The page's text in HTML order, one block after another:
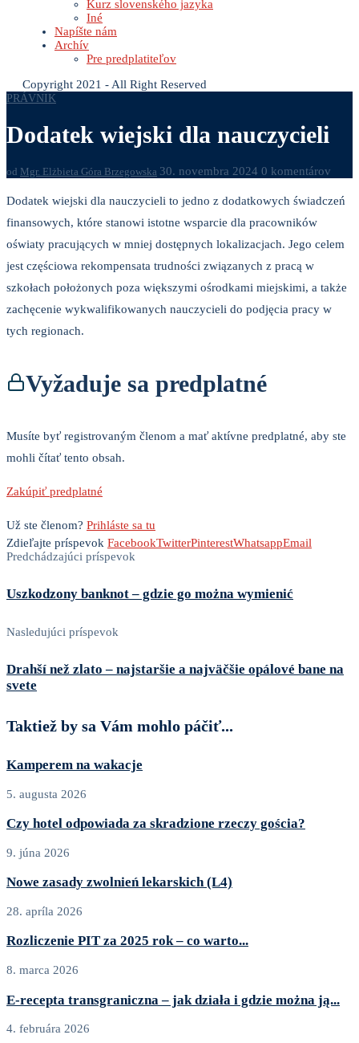
Kurz slovenského jazyka
Iné
Napíšte nám
Archív
Pre predplatiteľov
Copyright 2021 - All Right Reserved
PRÁVNIK
Dodatek wiejski dla nauczycieli
od Mgr. Elżbieta Góra Brzegowska 30. novembra 2024 0 komentárov
Dodatek wiejski dla nauczycieli to jedno z dodatkowych świadczeń
finansowych, które stanowi istotne wsparcie dla pracowników
oświaty pracujących w mniej dostępnych lokalizacjach. Jego celem
jest częściowa rekompensata trudności związanych z pracą w
szkołach położonych poza większymi ośrodkami miejskimi, a także
zachęcenie wykwalifikowanych nauczycieli do podjęcia pracy w
tych regionach.
Vyžaduje sa predplatné
Musíte byť registrovaným členom a mať aktívne predplatné, aby ste
mohli čítať tento obsah.
Zakúpiť predplatné
Už ste členom? Prihláste sa tu
Zdieľajte príspevok FacebookTwitterPinterestWhatsappEmail
Predchádzajúci príspevok
Uszkodzony banknot – gdzie go można wymienić
Nasledujúci príspevok
Drahší než zlato – najstaršie a najväčšie opálové bane na
svete
Taktiež by sa Vám mohlo páčiť...
Kamperem na wakacje
5. augusta 2026
Czy hotel odpowiada za skradzione rzeczy gościa?
9. júna 2026
Nowe zasady zwolnień lekarskich (L4)
28. apríla 2026
Rozliczenie PIT za 2025 rok – co warto...
8. marca 2026
E‑recepta transgraniczna – jak działa i gdzie można ją...
4. februára 2026